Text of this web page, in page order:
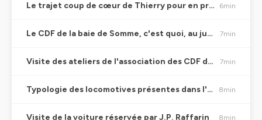
Le trajet coup de cœur de Thierry pour en prendre plein la vue 6min
Le CDF de la baie de Somme, c'est quoi, au juste ? 7min
Visite des ateliers de l'association des CDF de la Baie de Somme 7min
Typologie des locomotives présentes dans l'atelier 8min
Visite de la voiture réservée par J.P. Raffarin 8min